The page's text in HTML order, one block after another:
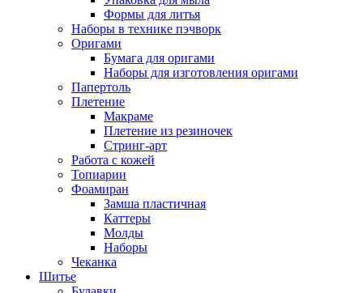
Формы для литья
Наборы в технике пэчворк
Оригами
Бумага для оригами
Наборы для изготовления оригами
Папертоль
Плетение
Макраме
Плетение из резиночек
Стринг-арт
Работа с кожей
Топиарии
Фоамиран
Замша пластичная
Каттеры
Молды
Наборы
Чеканка
Шитье